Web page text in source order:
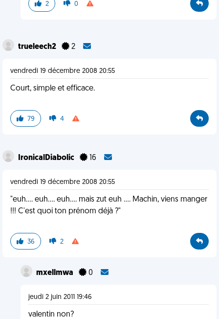
2 0
trueleech2 2
vendredi 19 décembre 2008 20:55
Court, simple et efficace.
79 4
IronicalDiabolic 16
vendredi 19 décembre 2008 20:55
"euh.... euh.... euh.... mais zut euh .... Machin, viens manger
!!! C'est quoi ton prénom déjà ?"
36 2
mxellmwa 0
jeudi 2 juin 2011 19:46
valentin non?